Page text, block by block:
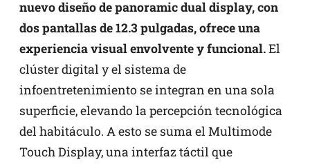
nuevo diseño de panoramic dual display, con
dos pantallas de 12.3 pulgadas, ofrece una
experiencia visual envolvente y funcional.El
clúster digital y el sistema de
infoentretenimiento se integran en una sola
superficie, elevando la percepción tecnológica
del habitáculo. A esto se suma el Multimode
Touch Display, una interfaz táctil que